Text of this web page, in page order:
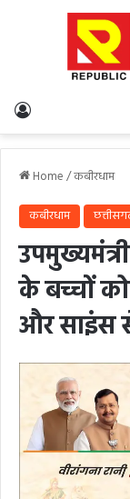
Home/कबीरधाम
कबीरधाम
के बच्चों
और साइंस